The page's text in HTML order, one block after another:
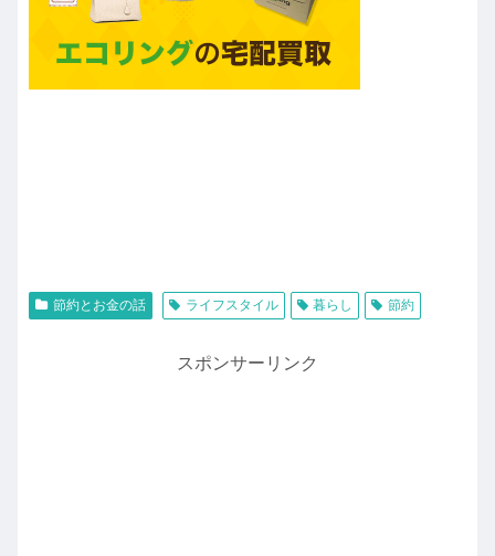
節約とお金の話 ライフスタイル 暮らし 節約
スポンサーリンク